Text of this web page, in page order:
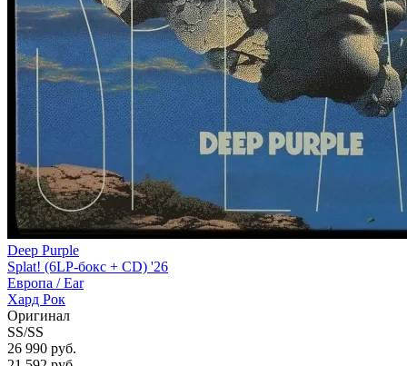
Deep Purple
Splat! (6LP-бокс + CD) '26
Европа /Ear
Хард Рок
Оригинал
SS/SS
26 990 руб.